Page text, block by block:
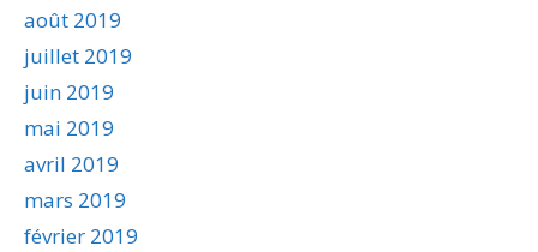
août 2019
juillet 2019
juin 2019
mai 2019
avril 2019
mars 2019
février 2019